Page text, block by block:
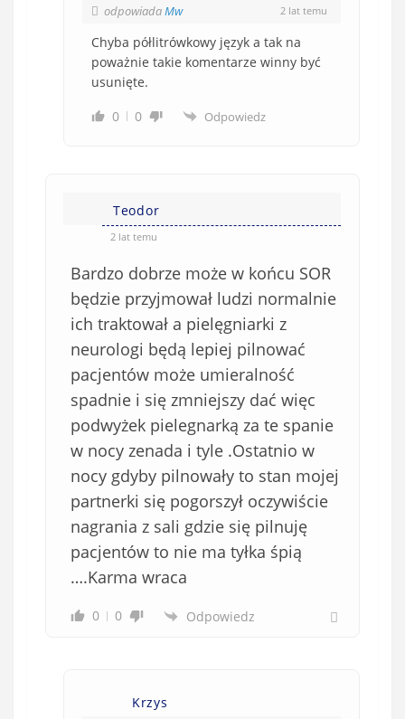
odpowiadaMw 2 lat temu
Chyba półlitrówkowy język a tak na
poważnie takie komentarze winny być
usunięte.
0
0 Odpowiedz
Teodor
2 lat temu
Bardzo dobrze może w końcu SOR
będzie przyjmował ludzi normalnie
ich traktował a pielęgniarki z
neurologi będą lepiej pilnować
pacjentów może umieralność
spadnie i się zmniejszy dać więc
podwyżek pielegnarką za te spanie
w nocy zenada i tyle .Ostatnio w
nocy gdyby pilnowały to stan mojej
partnerki się pogorszył oczywiście
nagrania z sali gdzie się pilnuję
pacjentów to nie ma tyłka śpią
….Karma wraca
0 0 Odpowiedz
Krzys